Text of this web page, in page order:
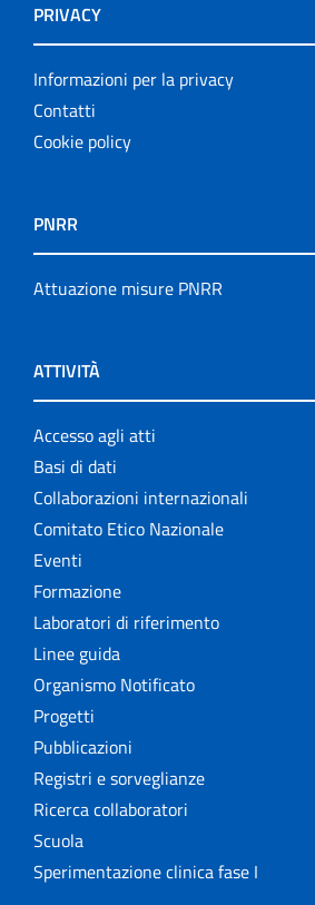
PRIVACY
Informazioni per la privacy
Contatti
Cookie policy
PNRR
Attuazione misure PNRR
ATTIVITÀ
Accesso agli atti
Basi di dati
Collaborazioni internazionali
Comitato Etico Nazionale
Eventi
Formazione
Laboratori di riferimento
Linee guida
Organismo Notificato
Progetti
Pubblicazioni
Registri e sorveglianze
Ricerca collaboratori
Scuola
Sperimentazione clinica fase I